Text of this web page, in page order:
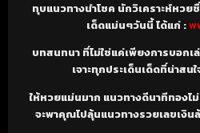
ทุบแนวทางนำโชค นักวิเคราะห์หว
เด็ดแม่นๆวันนี้ ได้แก่ :
บทสนทนา ที่ไม่ใช่แค่เพียงการบอกเ
เจาะทุกประเด็นเด็ดที่น่าสนใ
ให้หวยแม่นมาก แนวทางดีนาทีทองไ
จะพาคุณไปลุ้นแนวทางรวยเลขเงิน